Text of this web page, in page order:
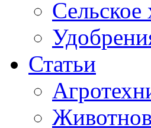
Сельское
Статьи